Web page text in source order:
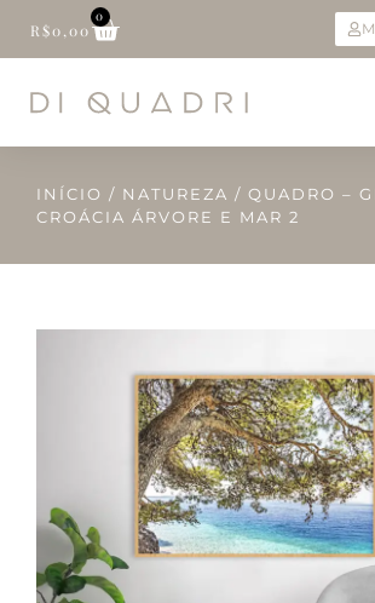
R$0,00
0
INÍCIO / NATUREZA / QUADRO –
CROÁCIA ÁRVORE E MAR 2